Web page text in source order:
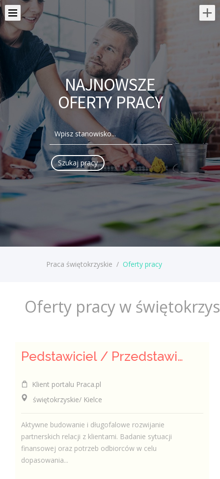
NAJNOWSZE
OFERTY PRACY
Praca świętokrzyskie / Oferty pracy
Oferty pracy w
Pedstawiciel / Przedstawicielka ds. sprzedaży ubezpieczeń majątkowych
Klient portalu Praca.pl
świętokrzyskie/ Kielce
Aktywne budowanie i długofalowe rozwijanie
partnerskich relacji z klientami. Badanie sytuacji
finansowej oraz potrzeb odbiorców w celu
dopasowania...